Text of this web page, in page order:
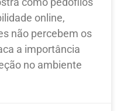
online,
não percebem os
a importância
no ambiente